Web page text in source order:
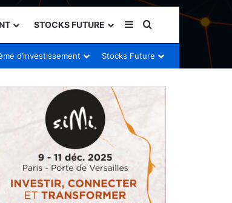
STOCKS FUTURE Sidebar (barre
Rechercher
d’investissement Stocks Future